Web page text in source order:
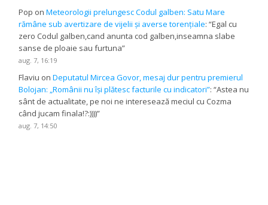
Pop onMeteorologii prelungesc Codul galben: Satu Mare
rămâne sub avertizare de vijelii și averse torențiale: “Egal cu
zero Codul galben,cand anunta cod galben,inseamna slabe
sanse de ploaie sau furtuna”
aug. 7, 16:19
Flaviu onDeputatul Mircea Govor, mesaj dur pentru premierul
Bolojan: „Românii nu își plătesc facturile cu indicatori”: “Astea nu
sânt de actualitate, pe noi ne interesează meciul cu Cozma
când jucam finala!?:))))”
aug. 7, 14:50